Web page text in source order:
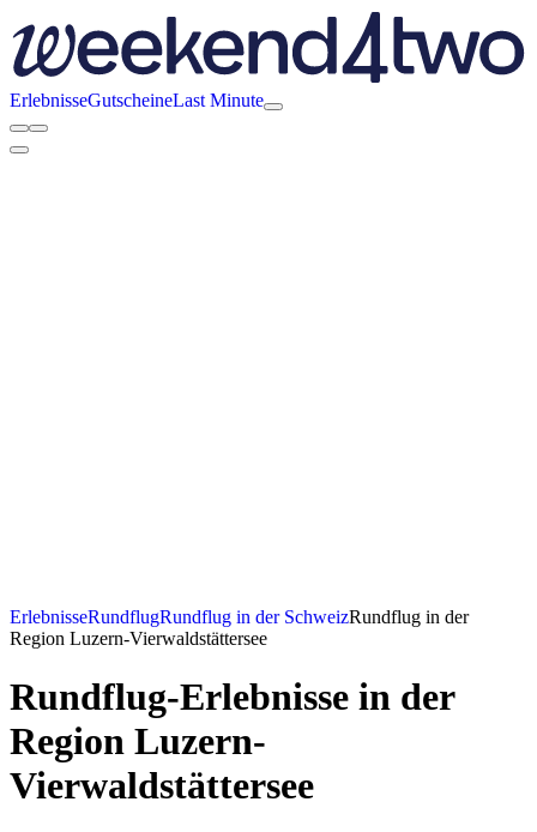
ErlebnisseGutscheineLast Minute
ErlebnisseRundflugRundflug in der SchweizRundflug in der
Region Luzern-Vierwaldstättersee
Rundflug-Erlebnisse in der
Region Luzern-
Vierwaldstättersee